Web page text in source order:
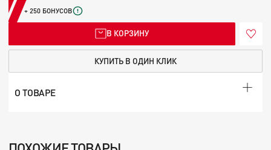
В КОРЗИНУ
КУПИТЬ В ОДИН КЛИК
+ 250 БОНУСОВ
О ТОВАРЕ